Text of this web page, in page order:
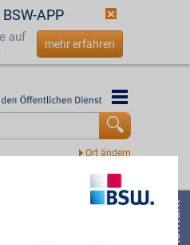
BSW-APP
auf
mehr erfahren
Niche Beauty widmet sich